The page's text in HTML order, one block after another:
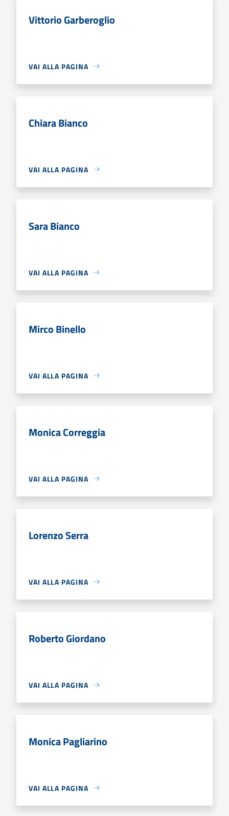
Vittorio Garberoglio
VAI ALLA PAGINA
Chiara Bianco
VAI ALLA PAGINA
Sara Bianco
VAI ALLA PAGINA
Mirco Binello
VAI ALLA PAGINA
Monica Correggia
VAI ALLA PAGINA
Lorenzo Serra
VAI ALLA PAGINA
Roberto Giordano
VAI ALLA PAGINA
Monica Pagliarino
VAI ALLA PAGINA